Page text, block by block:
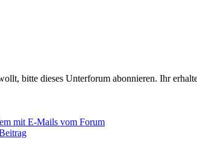
bitte dieses Unterforum abonnieren. Ihr
mit E-Mails vom Forum